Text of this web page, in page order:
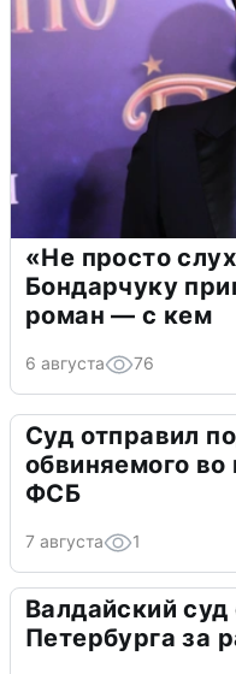
«Не просто
Бондарчуку
роман — с кем
6 августа 76
Суд отправил
обвиняемого во
ФСБ
7 августа 1
Валдайский
Петербурга за